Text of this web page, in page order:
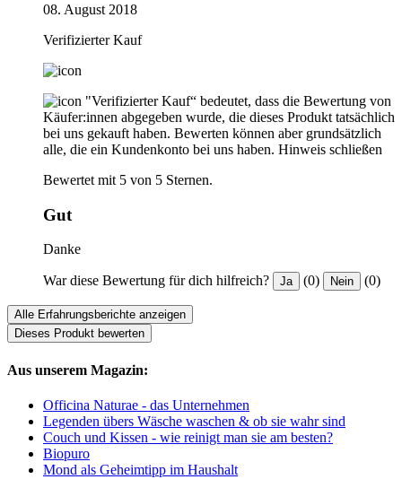
08. August 2018
Verifizierter Kauf
"Verifizierter Kauf“ bedeutet, dass die Bewertung von
Käufer:innen abgegeben wurde, die dieses Produkt tatsächlich
bei uns gekauft haben. Bewerten können aber grundsätzlich
alle, die ein Kundenkonto bei uns haben. Hinweis schließen
Bewertet mit 5 von 5 Sternen.
Gut
Danke
War diese Bewertung für dich hilfreich? Ja (0) Nein (0)
Alle Erfahrungsberichte anzeigen
Dieses Produkt bewerten
Aus unserem Magazin:
Officina Naturae - das Unternehmen
Legenden übers Wäsche waschen & ob sie wahr sind
Couch und Kissen - wie reinigt man sie am besten?
Biopuro
Mond als Geheimtipp im Haushalt